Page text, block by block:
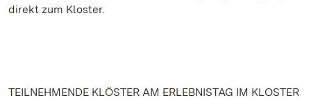
direkt zum Kloster.
TEILNEHMENDE KLÖSTER AM ERLEBNISTAG IM KLOSTER